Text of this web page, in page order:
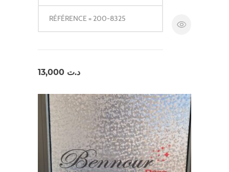
RÉFÉRENCE = 200-8325
د.ت